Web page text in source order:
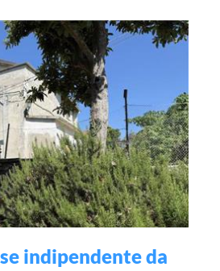
indipendente da